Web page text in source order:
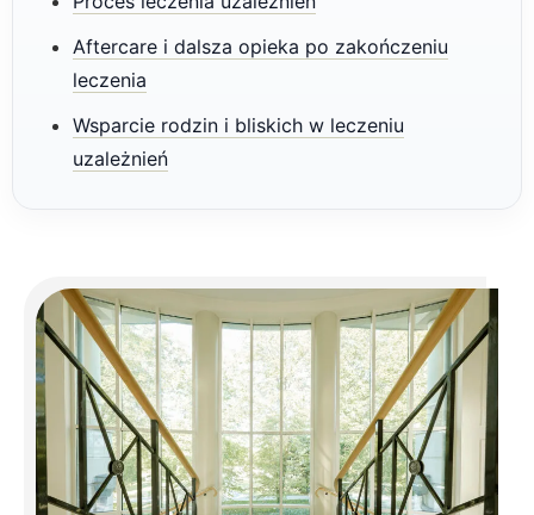
Aftercare i dalsza opieka po zakończeniu
leczenia
Wsparcie rodzin i bliskich w leczeniu
uzależnień